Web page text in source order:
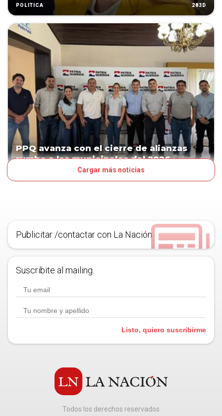
POLÍTICA 283D
PPQ avanza con el cierre de alianzas
rumbo a las municipales del 2026
Cargar más noticias
Publicitar /contactar con La Nación
Suscribite al mailing.
Listo, quiero suscribirme
Todos los derechos reservados